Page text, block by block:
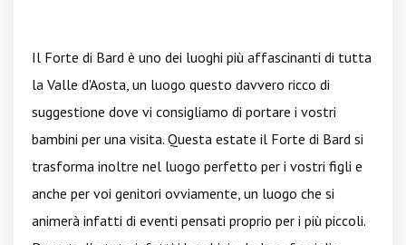
Il Forte di Bard è uno dei luoghi più affascinanti di tutta
la Valle d'Aosta, un luogo questo davvero ricco di
suggestione dove vi consigliamo di portare i vostri
bambini per una visita. Questa estate il Forte di Bard si
trasforma inoltre nel luogo perfetto per i vostri figli e
anche per voi genitori ovviamente, un luogo che si
animerà infatti di eventi pensati proprio per i più piccoli.